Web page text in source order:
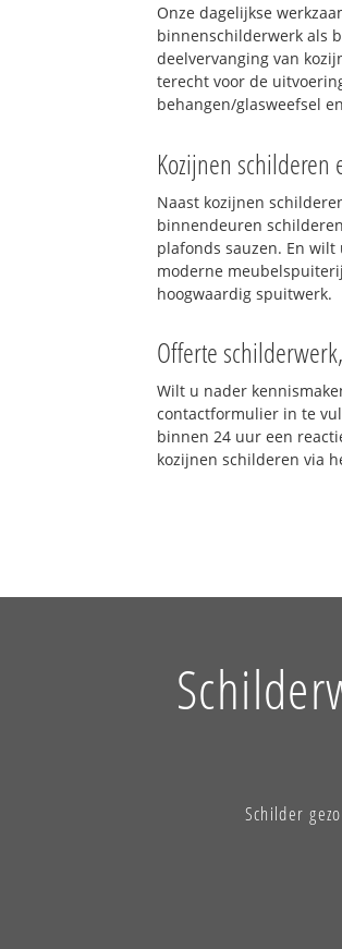
Onze dagelijkse
binnenschilderwerk als
deelvervanging van
terecht voor de
behangen/glasweefsel
Kozijnen schilderen
Naast kozijnen
binnendeuren
plafonds sauzen. En
moderne
hoogwaardig spuitwerk.
Offerte
Wilt u nader
contactformulier in te
binnen 24 uur een
kozijnen schilderen via
Schilder